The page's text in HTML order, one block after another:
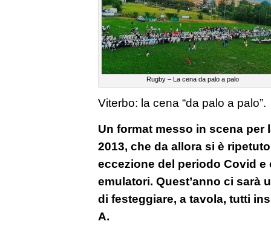
Rugby – La cena da palo a palo
Viterbo: la cena “da palo a palo”.
Un format messo in scena per
2013, che da allora si è
eccezione del periodo Covid
emulatori. Quest’anno ci sarà
di festeggiare, a tavola, tutti
A.